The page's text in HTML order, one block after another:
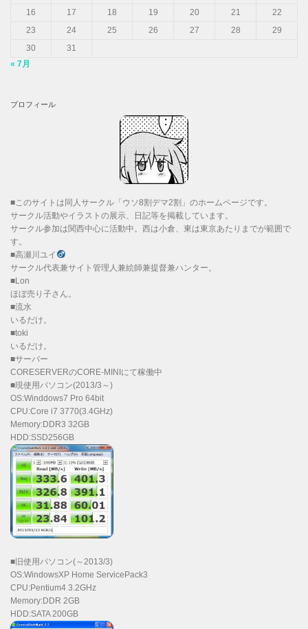
16
17 18 19 20 21
22
23
24 25 26 27 28
29
30
31
« 7月
プロフィール
■このサイトは同人サークル「ウソ8割デマ2割」のホームページです。
サークル活動やイラストの展示、日記等を掲載しています。
サークル参加は関西中心に活動中。西は小倉、東は東京あたりまでが範囲で
す。
■高瀬川ユイ
サークル代表兼サイト管理人兼絵師兼提督兼ハンター。
■Lon
ほぼ売り子さん。
■流水
いるだけ。
■toki
いるだけ。
■サーバー
CORESERVERのCORE-MINIにて稼働中
■現使用パソコン(2013/3～)
OS:Winddows7 Pro 64bit
CPU:Core i7 3770(3.4GHz)
Memory:DDR3 32GB
HDD:SSD256GB
■旧使用パソコン(～2013/3)
OS:WindowsXP Home ServicePack3
CPU:Pentium4 3.2GHz
Memory:DDR 2GB
HDD:SATA 200GB